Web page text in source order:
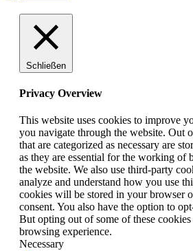
Schließen
Privacy Overview
This website uses cookies to improve
you navigate through the website. Out
that are categorized as necessary are
as they are essential for the working of
the website. We also use third-party
analyze and understand how you use
cookies will be stored in your browser
consent. You also have the option to
But opting out of some of these
browsing experience.
Necessary